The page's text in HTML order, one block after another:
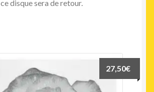
ce disque sera de retour.
27,50€